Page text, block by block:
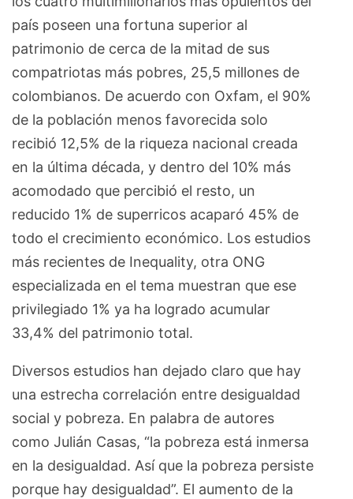
país poseen una fortuna superior al
patrimonio de cerca de la mitad de sus
compatriotas más pobres, 25,5 millones de
colombianos. De acuerdo con Oxfam, el 90%
de la población menos favorecida solo
recibió 12,5% de la riqueza nacional creada
en la última década, y dentro del 10% más
acomodado que percibió el resto, un
reducido 1% de superricos acaparó 45% de
todo el crecimiento económico. Los estudios
más recientes de Inequality, otra ONG
especializada en el tema muestran que ese
privilegiado 1% ya ha logrado acumular
33,4% del patrimonio total.
Diversos estudios han dejado claro que hay
una estrecha correlación entre desigualdad
social y pobreza. En palabra de autores
como Julián Casas, “la pobreza está inmersa
en la desigualdad. Así que la pobreza persiste
porque hay desigualdad”. El aumento de la